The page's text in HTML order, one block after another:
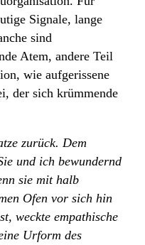
Signale, lange
sind
Atem, andere Teil
wie aufgerissene
der sich krümmende
zurück. Dem
und ich bewundernd
sie mit halb
Ofen vor sich hin
weckte empathische
Urform des